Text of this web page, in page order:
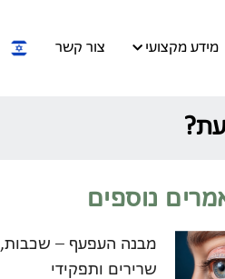
מידע מקצועי צור קשר
נוספים
מבנה העפעף – שכבות,
שרירים ותפקידי